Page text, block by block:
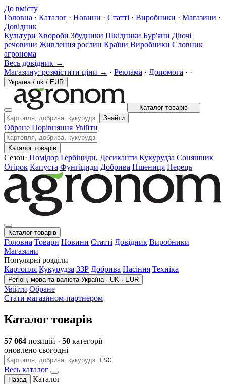
До вмісту
Головна · Каталог · Новини · Статті · Виробники · Магазини ·
Довідник
Культури Хвороби Збудники Шкідники Бур'яни Діючі
речовини Живлення рослин Країни Виробники Словник
агронома
Весь довідник →
Магазину: розмістити ціни → · Реклама · Допомога · ·
Україна / uk / EUR
Каталог товарів
Знайти
Обране Порівняння Увійти
Каталог товарів
Сезон· Помідор Гербіциди, Десиканти Кукурудза Соняшник
Огірок Капуста Фунгіциди Добрива Пшениця Перець
Каталог товарів
Головна Товари Новини Статті Довідник Виробники
Магазини
Популярні розділи
Картопля Кукурудза ЗЗР Добрива Насіння Техніка
Регіон, мова та валюта Україна · UK · EUR
Увійти Обране
Стати магазином-партнером
Каталог товарів
57 064 позицій · 50 категорії
оновлено сьогодні
ESC
Весь каталог
Назад
Каталог